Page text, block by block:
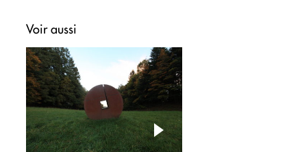
Voir aussi